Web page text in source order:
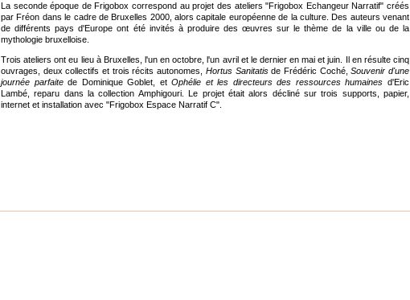
La seconde époque de Frigobox correspond au projet des ateliers "Frigobox Echangeur Narratif" créés
par Fréon dans le cadre de Bruxelles 2000, alors capitale européenne de la culture. Des auteurs venant
de différents pays d'Europe ont été invités à produire des œuvres sur le thème de la ville ou de la
mythologie bruxelloise.
Trois ateliers ont eu lieu à Bruxelles, l'un en octobre, l'un avril et le dernier en mai et juin. Il en résulte cinq
ouvrages, deux collectifs et trois récits autonomes, Hortus Sanitatisde Frédéric Coché,Souvenir d'une
journée parfaitede Dominique Goblet, etOphélie et les directeurs des ressources humaines d'Eric
Lambé, reparu dans la collection Amphigouri. Le projet était alors décliné sur trois supports, papier,
internet et installation avec "Frigobox Espace Narratif C".